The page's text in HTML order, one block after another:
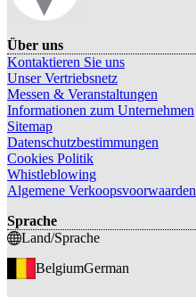
Über uns
Kontaktieren Sie uns
Unser Vertriebsnetz
Messen & Veranstaltungen
Informationen zum Unternehmen
Sitemap
Datenschutzbestimmungen
Cookies Politik
Whistleblowing
Algemene Verkoopsvoorwaarden
Sprache
Land/Sprache
BelgiumGerman